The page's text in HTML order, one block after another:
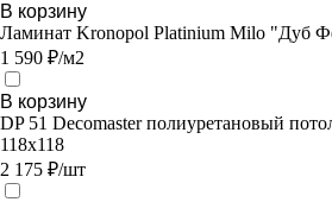
В корзину
Ламинат Kronopol Platinium Milo "Дуб
1 590 ₽/м2
В корзину
DP 51 Decomaster полиуретановый
118х118
2 175 ₽/шт